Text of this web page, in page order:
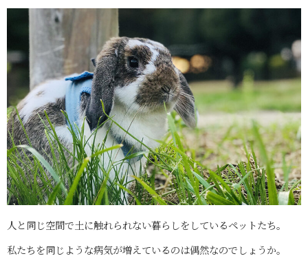
人と同じ空間で土に触れられない暮らしをしているペットたち。
私たちを同じような病気が増えているのは偶然なのでしょうか。